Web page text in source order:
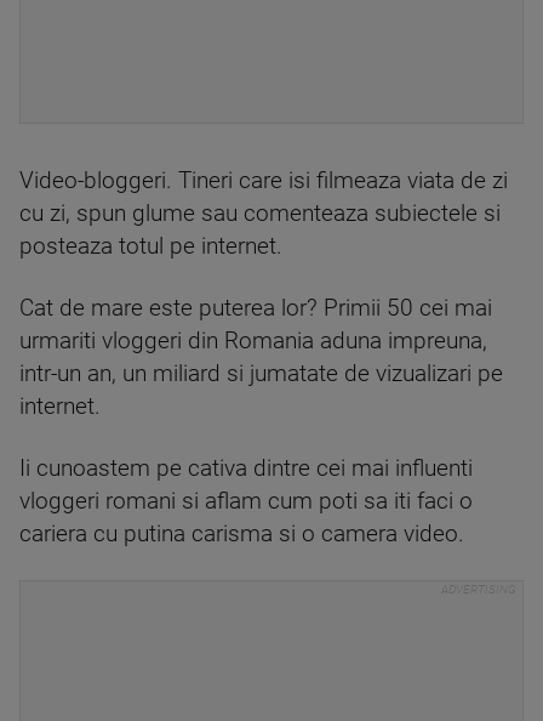
Video-bloggeri. Tineri care isi filmeaza viata de zi
cu zi, spun glume sau comenteaza subiectele si
posteaza totul pe internet.
Cat de mare este puterea lor? Primii 50 cei mai
urmariti vloggeri din Romania aduna impreuna,
intr-un an, un miliard si jumatate de vizualizari pe
internet.
Ii cunoastem pe cativa dintre cei mai influenti
vloggeri romani si aflam cum poti sa iti faci o
cariera cu putina carisma si o camera video.